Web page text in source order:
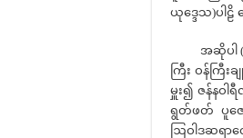
ယု‌ဒ္ဒေသ)ပါ
အဆိုပါ (ပထ
ကြီး ဝန်ကြီး
မှူး၍ ဇန်နဝ
ရွတ်ဖတ် ပူဇော်
ဩဝါဒဆရာတ